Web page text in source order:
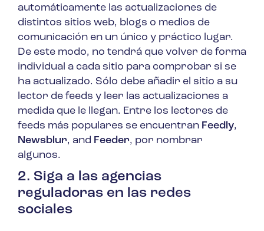
automáticamente las actualizaciones de
distintos sitios web, blogs o medios de
comunicación en un único y práctico lugar.
De este modo, no tendrá que volver de forma
individual a cada sitio para comprobar si se
ha actualizado. Sólo debe añadir el sitio a su
lector de feeds y leer las actualizaciones a
medida que le llegan. Entre los lectores de
feeds más populares se encuentran Feedly,
Newsblur, and Feeder, por nombrar
algunos.
2. Siga a las agencias
reguladoras en las redes
sociales